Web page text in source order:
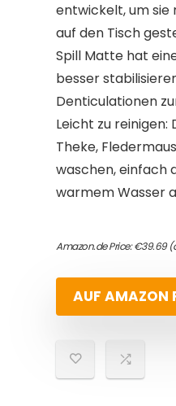
entwickelt, um sie
auf den Tisch
Spill Matte hat
besser
Denticulationen
Leicht zu
Theke,
waschen, einfach
warmem Wasser
Amazon.de Price:€39.69
AUF AMAZON